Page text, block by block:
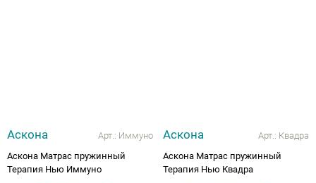
Аскона Арт.: Иммуно
Аскона Матрас пружинный
Терапия Нью Иммуно
Аскона Арт.: Квадра
Аскона Матрас пружинный
Терапия Нью Квадра